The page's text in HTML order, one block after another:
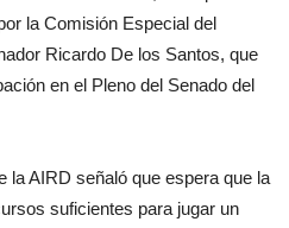
la Comisión Especial del
Ricardo De los Santos, que
en el Pleno del Senado del
la AIRD señaló que espera que la
suficientes para jugar un